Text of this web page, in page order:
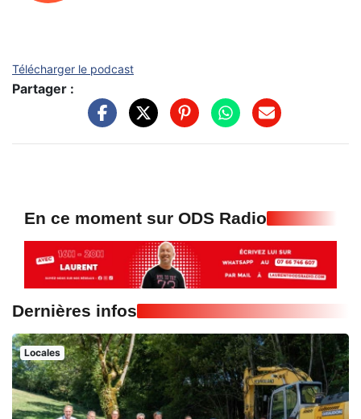
Télécharger le podcast
Partager :
En ce moment sur ODS Radio
Dernières infos
Locales